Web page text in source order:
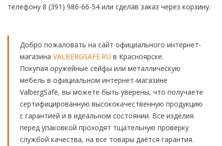
телефону 8 (391) 986-66-54 или сделав заказ через корзину.
Добро пожаловать на сайт официального интернет-
магазина VALBERGSAFE.RU в Красноярске.
Покупая оружейные сейфы или металлическую
мебель в официальном интернет-магазине
ValbergSafe, вы можете быть уверены, что получаете
сертифицированную высококачественную продукцию
с гарантией и в идеальном состоянии. Все изделия
перед упаковкой проходят тщательную проверку
службой качества, на все товары даётся гарантия.